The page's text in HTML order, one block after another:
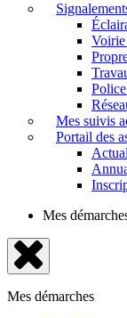
Voirie
Mes suivis
Portail des
Mes
Fermer
le
menu
Mes démarches